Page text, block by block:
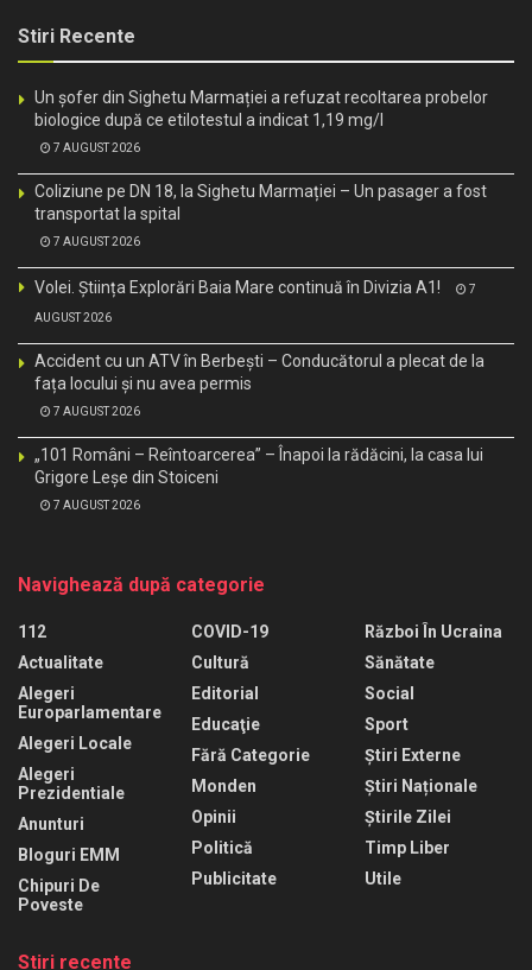
Stiri Recente
Un șofer din Sighetu Marmației a refuzat recoltarea probelor
biologice după ce etilotestul a indicat 1,19 mg/l
7 AUGUST 2026
Coliziune pe DN 18, la Sighetu Marmației – Un pasager a fost
transportat la spital
7 AUGUST 2026
Volei. Știința Explorări Baia Mare continuă în Divizia A1! 7
AUGUST 2026
Accident cu un ATV în Berbești – Conducătorul a plecat de la
fața locului și nu avea permis
7 AUGUST 2026
„101 Români – Reîntoarcerea” – Înapoi la rădăcini, la casa lui
Grigore Leșe din Stoiceni
7 AUGUST 2026
Navighează după categorie
112
Actualitate
Alegeri
Europarlamentare
Alegeri Locale
Alegeri
Prezidentiale
Anunturi
Bloguri EMM
Chipuri De
Poveste
COVID-19
Cultură
Editorial
Educaţie
Fără Categorie
Monden
Opinii
Politică
Publicitate
Război În Ucraina
Sănătate
Social
Sport
Știri Externe
Știri Naționale
Știrile Zilei
Timp Liber
Utile
Stiri recente